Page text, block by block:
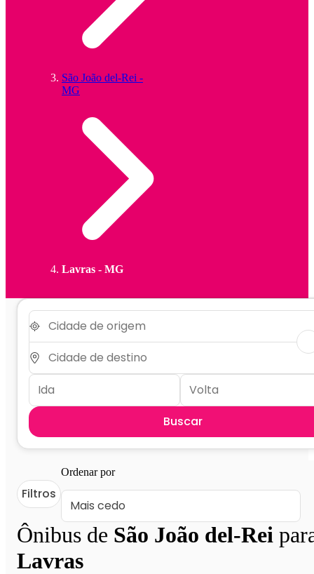
São João del-Rei -
MG
Lavras - MG
Buscar
Ônibus de São João del-Rei
Lavras
Filtros
Ordenar por